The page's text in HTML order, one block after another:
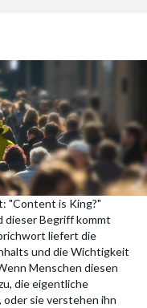
"Content is King?"
dieser Begriff kommt
liefert die
und die Wichtigkeit
Menschen diesen
die eigentliche
oder sie verstehen ihn